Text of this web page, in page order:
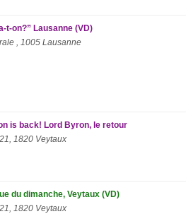
t-on?” Lausanne (VD)
, 1005 Lausanne
is back! Lord Byron, le retour
1820 Veytaux
du dimanche, Veytaux (VD)
1820 Veytaux